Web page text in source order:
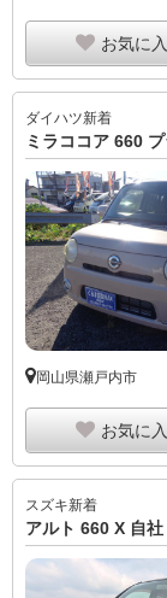
お気に
ダイハツ新着
ミラココア 660
岡山県瀬戸内市
お気に
スズキ新着
アルト 660 X 自